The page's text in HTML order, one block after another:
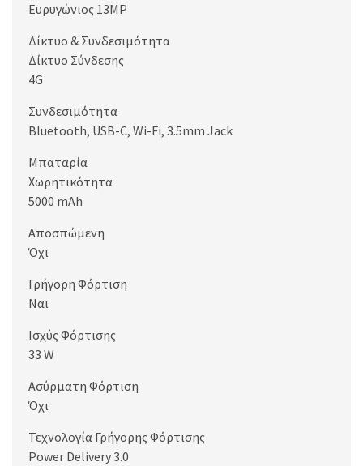
Ευρυγώνιος 13MP
Δίκτυο & Συνδεσιμότητα
Δίκτυο Σύνδεσης
4G
Συνδεσιμότητα
Bluetooth, USB-C, Wi-Fi, 3.5mm Jack
Μπαταρία
Χωρητικότητα
5000 mAh
Αποσπώμενη
Όχι
Γρήγορη Φόρτιση
Ναι
Ισχύς Φόρτισης
33 W
Ασύρματη Φόρτιση
Όχι
Τεχνολογία Γρήγορης Φόρτισης
Power Delivery 3.0